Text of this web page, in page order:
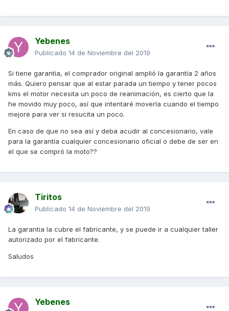
Yebenes
Publicado 14 de Noviembre del 2019
Si tiene garantía, el comprador original amplió la garantía 2 años
más. Quiero pensar que al estar parada un tiempo y tener pocos
kms el motor necesita un poco de reanimación, es cierto que la
he movido muy poco, así que intentaré moverla cuando el tiempo
mejore para ver si resucita un poco.
En caso de que no sea así y deba acudir al concesionario, vale
para la garantía cualquier concesionario oficial o debe de ser en
el que se compró la moto??
Tiritos
Publicado 14 de Noviembre del 2019
La garantia la cubre el fabricante, y se puede ir a cualquier taller
autorizado por el fabricante.
Saludos
Yebenes